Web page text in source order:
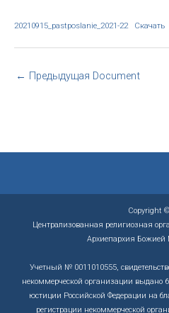
20210915_pastposlanie_2021-22 Скачать
← Предыдущая Document
Copyright
Централизованная религиозная
Архиепархия Божией
Учетный № 0011010555,
некоммерческой организации выдано
юстиции Российской Федерации на
регистрации некоммерческой